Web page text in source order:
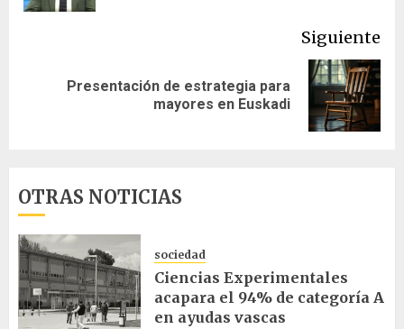
Siguiente
SiguientePresentación de estrategia para
mayores en Euskadi
OTRAS NOTICIAS
sociedad
Ciencias Experimentales
acapara el 94% de categoría A
en ayudas vascas